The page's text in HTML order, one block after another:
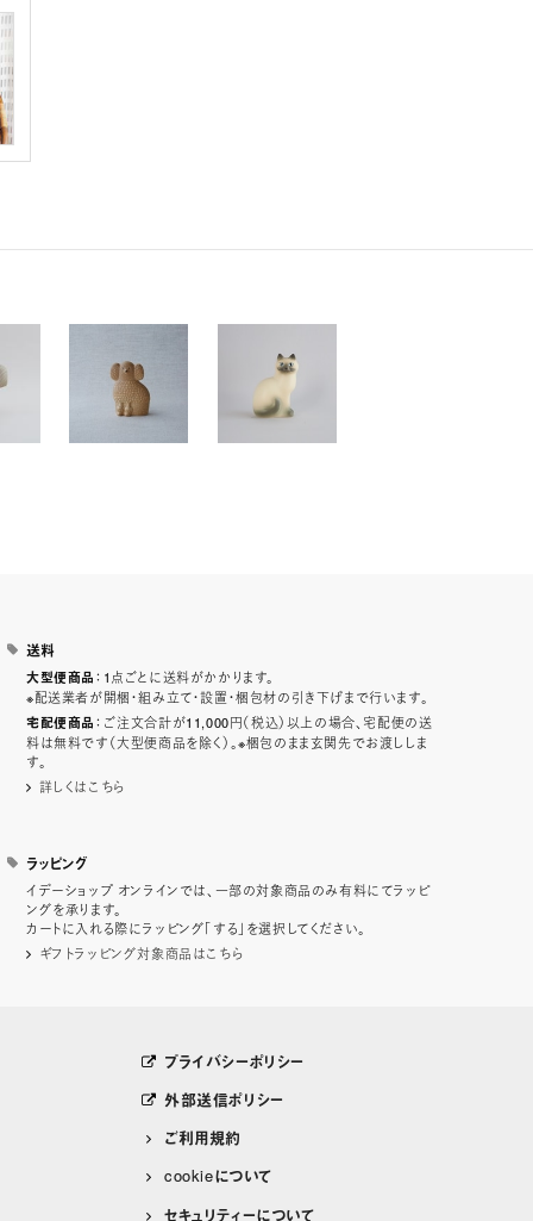
送料
大型便商品 ：1点ごとに送料がかかります。
※配送業者が開梱・組み立て・設置・梱包材の引き下げまで行います。
宅配便商品 ：ご注文合計が11,000円（税込）以上の場合、宅配便の送
料は無料です（大型便商品を除く）。※梱包のまま玄関先でお渡ししま
す。
詳しくはこちら
ラッピング
イデーショップ オンラインでは、一部の対象商品のみ有料にてラッピ
ングを承ります。
カートに入れる際にラッピング「する」を選択してください。
ギフトラッピング対象商品はこちら
プライバシーポリシー
外部送信ポリシー
ご利用規約
cookieについて
セキュリティーについて